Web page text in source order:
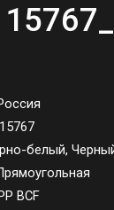
15767
белый,
BCF